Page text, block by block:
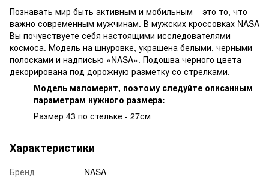
Познавать мир быть активным и мобильным – это то, что
важно современным мужчинам. В мужских кроссовках NASA
Вы почувствуете себя настоящими исследователями
космоса. Модель на шнуровке, украшена белыми, черными
полосками и надписью «NASA». Подошва черного цвета
декорирована под дорожную разметку со стрелками.
Модель маломерит, поэтому следуйте описанным
параметрам нужного размера:
Размер 43 по стельке - 27см
Характеристики
Бренд
NASA